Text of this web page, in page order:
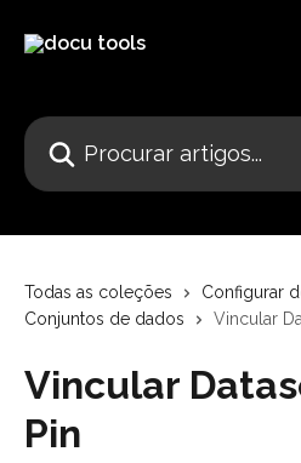
Procurar artigos...
Todas as coleções
Configurar
Conjuntos de dados
Vincular
Vincular
Pin